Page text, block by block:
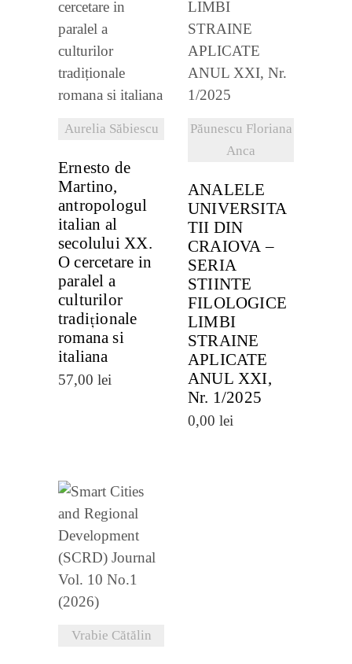
Aurelia Săbiescu
DETALII
Ernesto de
Martino,
antropologul
italian al
secolului XX.
O cercetare in
paralel a
culturilor
tradiționale
romana si
italiana
57,00 lei
Păunescu Floriana
Anca
VEZI
DETALII
ANALELE
UNIVERSITA
TII DIN
CRAIOVA –
SERIA
STIINTE
FILOLOGICE
LIMBI
STRAINE
APLICATE
ANUL XXI,
Nr. 1/2025
0,00 lei
Vrabie Cătălin
DETALII